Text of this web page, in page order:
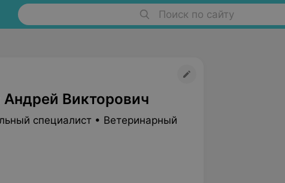
Поиск по сайту
Викторович
специалист • Ветеринарный